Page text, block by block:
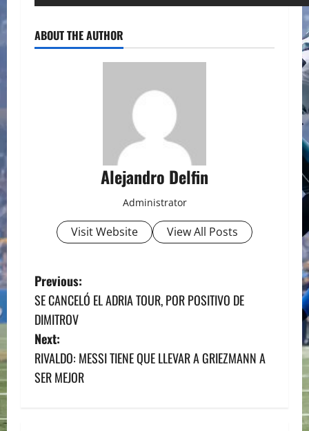
ABOUT THE AUTHOR
Alejandro Delfin
Administrator
Visit Website View All Posts
P
o
s
t
Previous:
SE CANCELÓ EL ADRIA TOUR, POR POSITIVO DE
DIMITROV
Next:
RIVALDO: MESSI TIENE QUE LLEVAR A GRIEZMANN A
SER MEJOR